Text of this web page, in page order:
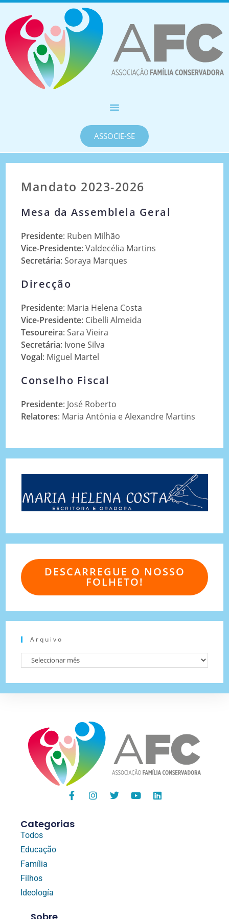
ASSOCIE-SE
Mandato 2023-2026
Mesa da Assembleia Geral
Presidente: Ruben Milhão
Vice-Presidente: Valdecélia Martins
Secretária: Soraya Marques
Direcção
Presidente: Maria Helena Costa
Vice-Presidente: Cibelli Almeida
Tesoureira: Sara Vieira
Secretária: Ivone Silva
Vogal: Miguel Martel
Conselho Fiscal
Presidente: José Roberto
Relatores: Maria Antónia e Alexandre Martins
DESCARREGUE O NOSSO
FOLHETO!
Arquivo
Categorias
Todos
Educação
Família
Filhos
Ideología